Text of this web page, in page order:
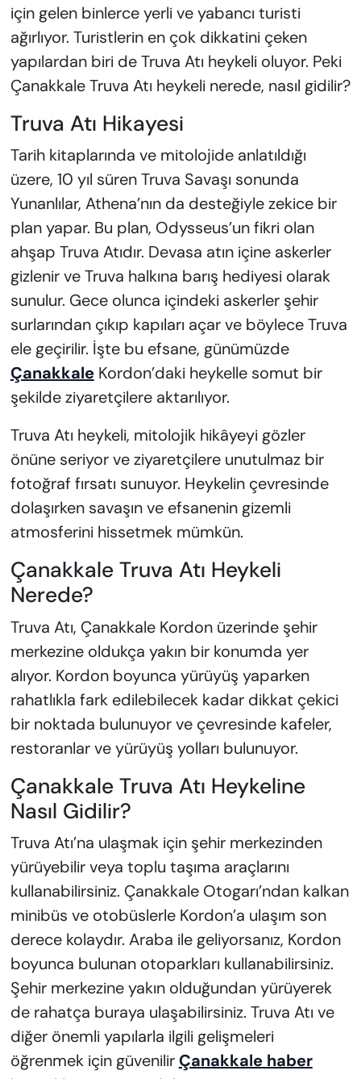
için gelen binlerce yerli ve yabancı turisti
ağırlıyor. Turistlerin en çok dikkatini çeken
yapılardan biri de Truva Atı heykeli oluyor. Peki
Çanakkale Truva Atı heykeli nerede, nasıl gidilir?
Truva Atı Hikayesi
Tarih kitaplarında ve mitolojide anlatıldığı
üzere, 10 yıl süren Truva Savaşı sonunda
Yunanlılar, Athena’nın da desteğiyle zekice bir
plan yapar. Bu plan, Odysseus’un fikri olan
ahşap Truva Atıdır. Devasa atın içine askerler
gizlenir ve Truva halkına barış hediyesi olarak
sunulur. Gece olunca içindeki askerler şehir
surlarından çıkıp kapıları açar ve böylece Truva
ele geçirilir. İşte bu efsane, günümüzde
ÇanakkaleKordon’daki heykelle somut bir
şekilde ziyaretçilere aktarılıyor.
Truva Atı heykeli, mitolojik hikâyeyi gözler
önüne seriyor ve ziyaretçilere unutulmaz bir
fotoğraf fırsatı sunuyor. Heykelin çevresinde
dolaşırken savaşın ve efsanenin gizemli
atmosferini hissetmek mümkün.
Çanakkale Truva Atı Heykeli
Nerede?
Truva Atı, Çanakkale Kordon üzerinde şehir
merkezine oldukça yakın bir konumda yer
alıyor. Kordon boyunca yürüyüş yaparken
rahatlıkla fark edilebilecek kadar dikkat çekici
bir noktada bulunuyor ve çevresinde kafeler,
restoranlar ve yürüyüş yolları bulunuyor.
Çanakkale Truva Atı Heykeline
Nasıl Gidilir?
Truva Atı’na ulaşmak için şehir merkezinden
yürüyebilir veya toplu taşıma araçlarını
kullanabilirsiniz. Çanakkale Otogarı’ndan kalkan
minibüs ve otobüslerle Kordon’a ulaşım son
derece kolaydır. Araba ile geliyorsanız, Kordon
boyunca bulunan otoparkları kullanabilirsiniz.
Şehir merkezine yakın olduğundan yürüyerek
de rahatça buraya ulaşabilirsiniz. Truva Atı ve
diğer önemli yapılarla ilgili gelişmeleri
öğrenmek için güvenilir Çanakkale haber